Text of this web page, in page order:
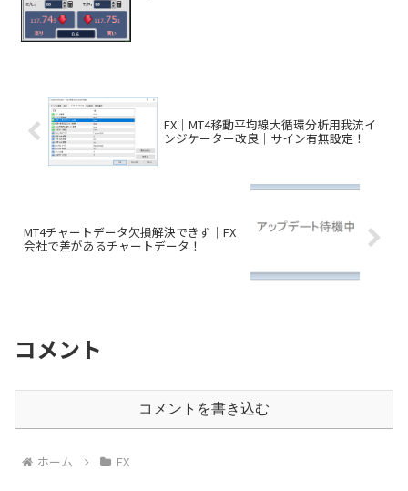
FX｜MT4移動平均線大循環分析用我流イ
ンジケーター改良｜サイン有無設定！
MT4チャートデータ欠損解決できず｜FX
会社で差があるチャートデータ！
コメント
コメントを書き込む
ホーム FX